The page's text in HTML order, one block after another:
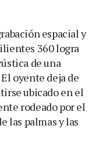
espacial y
360 logra
de una
oyente deja de
ubicado en el
rodeado por el
las palmas y las